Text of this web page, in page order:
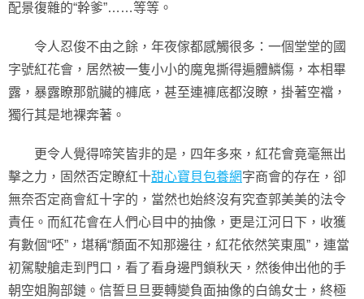
配景復雜的“幹爹”……等等。
令人忍俊不由之餘，年夜傢都感觸很多：一個堂堂的國
字號紅花會，居然被一隻小小的魔鬼撕得遍體鱗傷，本相畢
露，暴露瞭那骯臟的褲底，甚至連褲底都沒瞭，掛著空襠，
獨行其是地裸奔著。
更令人覺得啼笑皆非的是，四年多來，紅花會竟毫無出
擊之力，固然否定瞭紅十甜心寶貝包養網字商會的存在，卻
無奈否定商會紅十字的，當然也始終沒有究查郭美美的法令
責任。而紅花會在人們心目中的抽像，更是江河日下，收獲
有數個“呸”，堪稱“顏面不知那邊往，紅花依然笑東風”，連當
初駕駛艙走到門口，看了看身邊門鎖秋天，然後伸出他的手
朝空姐胸部鏈。信誓旦旦要轉變負面抽像的白鴿女士，終極